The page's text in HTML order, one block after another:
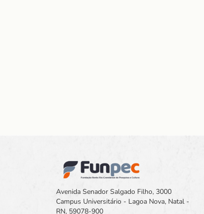
Avenida Senador Salgado Filho, 3000
Campus Universitário - Lagoa Nova, Natal -
RN, 59078-900